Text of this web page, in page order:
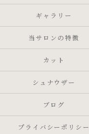
ギャラリー
当サロンの特徴
カット
シュナウザー
ブログ
プライバシーポリシー